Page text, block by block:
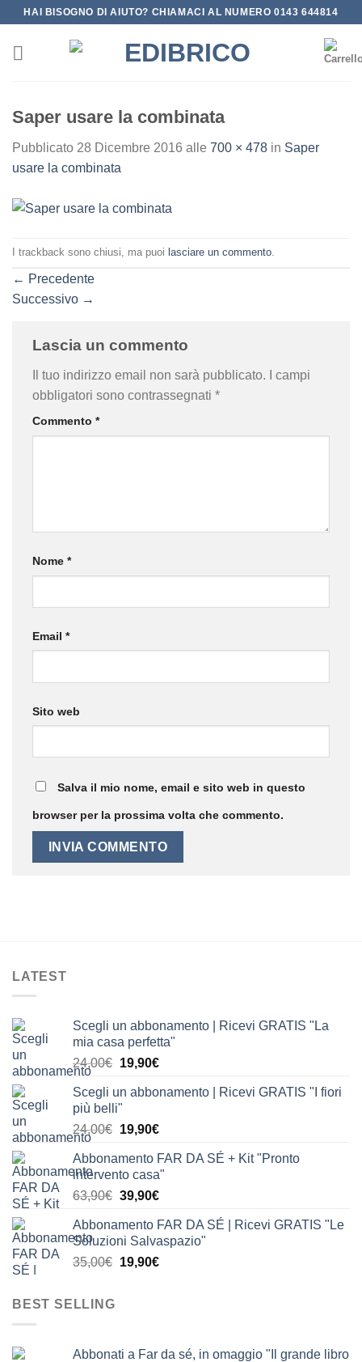
Salta
contenuti
HAI BISOGNO DI AIUTO? CHIAMACI AL NUMERO 0143 644814
Saper usare la combinata
Pubblicato 28 Dicembre 2016 alle 700 × 478 in Saper
usare la combinata
I trackback sono chiusi, ma puoi lasciare un commento
← Precedente
Successivo →
Lascia un commento
Il tuo indirizzo email non sarà pubblicato.
I campi
obbligatori sono contrassegnati *
Commento *
Nome *
Email *
Sito web
Salva il mio nome, email e sito web in questo
browser per la prossima volta che commento.
LATEST
Scegli un abbonamento | Ricevi GRATIS "La
mia casa perfetta"
24,00€ Il
originale
24,00€.
19,90€Il
attuale
19,90€.
Scegli un abbonamento | Ricevi GRATIS "I fiori
più belli"
24,00€ Il
originale
era:
24,00€.
19,90€Il
attuale
è:
19,90€.
Abbonamento FAR DA SÉ + Kit "Pronto
intervento casa"
63,90€ Il
originale
era:
63,90€.
39,90€Il
attuale
è:
39,90€.
Abbonamento FAR DA SÉ | Ricevi GRATIS "Le
Soluzioni Salvaspazio"
35,00€ Il
19,90€Il
BEST SELLING
Abbonati a Far da sé, in omaggio "Il grande libro